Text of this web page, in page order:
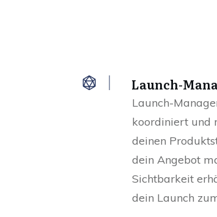
Launch-
Launch-
koordiniert und
deinen
dein Angebot
Sichtbarkeit
dein Launch